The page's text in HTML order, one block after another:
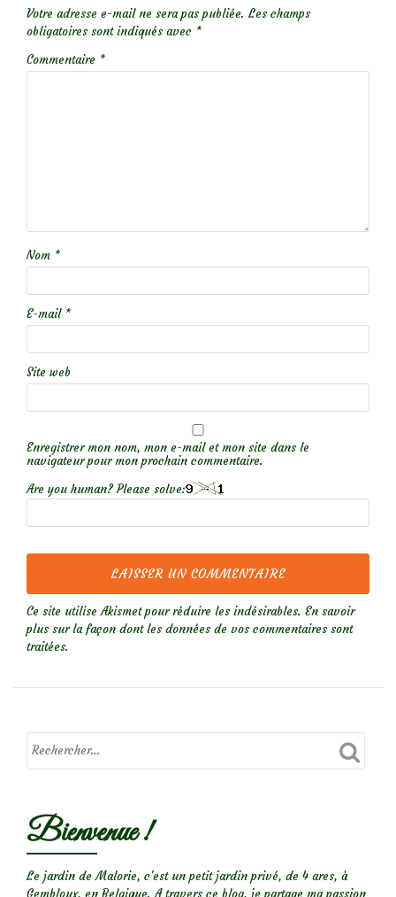
Votre adresse e-mail ne sera pas publiée. Les champs
obligatoires sont indiqués avec *
Commentaire *
Nom *
E-mail *
Site web
Enregistrer mon nom, mon e-mail et mon site dans le
navigateur pour mon prochain commentaire.
Are you human? Please solve:
Ce site utilise Akismet pour réduire les indésirables. En savoir
plus sur la façon dont les données de vos commentaires sont
traitées.
Bienvenue !
Le jardin de Malorie, c'est un petit jardin privé, de 4 ares, à
Gembloux, en Belgique. A travers ce blog, je partage ma passion